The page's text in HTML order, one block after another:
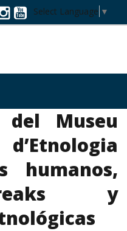
Select Language ▼
del Museu
humanos,
y